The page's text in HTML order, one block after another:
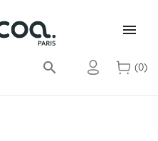

search (0)